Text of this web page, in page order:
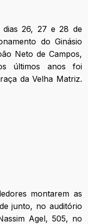
26, 27 e 28 de
do Ginásio
Neto de Campos,
últimos anos foi
da Velha Matriz.
montarem as
junto, no auditório
Agel, 505, no